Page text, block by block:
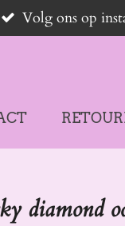
Volg ons op
diamond